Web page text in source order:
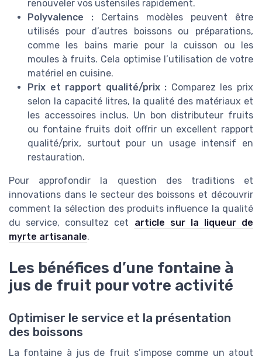
renouveler vos ustensiles rapidement.
Polyvalence : Certains modèles peuvent être
utilisés pour d’autres boissons ou préparations,
comme les bains marie pour la cuisson ou les
moules à fruits. Cela optimise l’utilisation de votre
matériel en cuisine.
Prix et rapport qualité/prix : Comparez les prix
selon la capacité litres, la qualité des matériaux et
les accessoires inclus. Un bon distributeur fruits
ou fontaine fruits doit offrir un excellent rapport
qualité/prix, surtout pour un usage intensif en
restauration.
Pour approfondir la question des traditions et
innovations dans le secteur des boissons et découvrir
comment la sélection des produits influence la qualité
du service, consultez cet article sur la liqueur de
myrte artisanale.
Les bénéfices d’une fontaine à
jus de fruit pour votre activité
Optimiser le service et la présentation
des boissons
La fontaine à jus de fruit s’impose comme un atout